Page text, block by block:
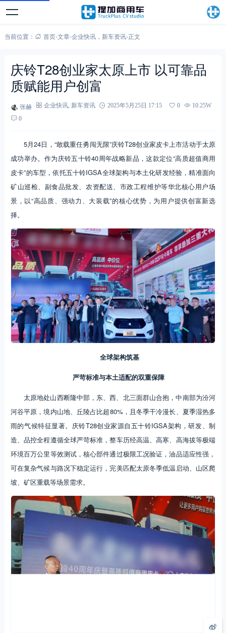
当前位置： 首页-文章-企业快讯， 新车资讯-正文
庆铃T28创业家太原上市 以可靠品
质赋能用户创富
张赫 企业快讯, 新车资讯 2025年5月25日 17:15 0
10.25W
0
5月24日，“敢载重任勇闯无限”庆铃T28创业家皮卡上市活动于太原
成功举办。作为庆铃五十铃40周年战略新品，这款定位“高质超值商用
皮卡”的车型，依托五十铃IGSA全球架构与本土化研发经验，精准面向
矿山巡检、副食品批发、农资配送、市政工程维护等华北核心用户场
景，以“高品质、强动力、大装载”的核心优势，为用户提供创富新选
择。
全球架构筑基
严苛标准与本土适配的双重保障
太原地处山西断隆中部，东、西、北三面群山合抱，中南部为汾河
河谷平原，境内山地、丘陵占比超80%，且冬季干冷漫长、夏季湿热多
雨的气候特征显著。庆铃T28创业家源自五十铃IGSA架构，研发、制
造、品控全程遵循全球严苛标准，整车历经高温、高寒、高海拔等极端
环境百万公里等效测试，核心部件通过极限工况验证，油品适应性强，
可在复杂气候与路况下稳定运行，完美匹配太原冬季低温启动、山区爬
坡、矿区重载等场景需求。